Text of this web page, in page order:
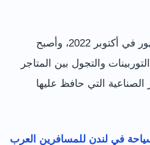
افتتح المبنى التاريخي للجمهور في أكتوبر 2022، وأصبح
والتجول بين المتاجر
التي حافظ عليها
في لندن للمسافرين العرب